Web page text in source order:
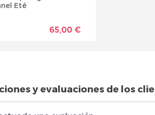
Eté
65,00 €
y evaluaciones de los